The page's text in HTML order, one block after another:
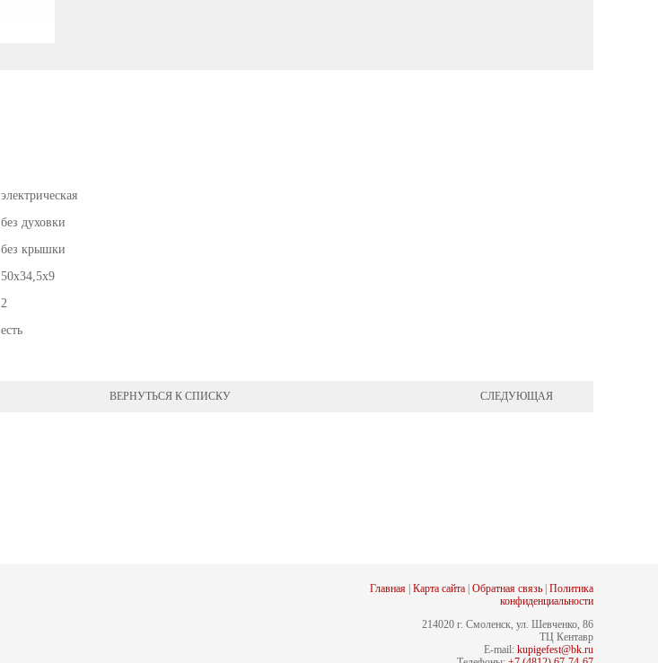
электрическая
без духовки
без крышки
50х34,5х9
2
есть
ВЕРНУТЬСЯ К СПИСКУ СЛЕДУЮЩАЯ
214020 г. Смоленск, ул. Шевченко, 86
ТЦ Кентавр
E-mail: kupigefest@bk.ru
Главная Карта сайта Обратная связь Политика
конфиденциальности